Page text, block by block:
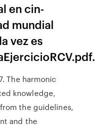
en cin-
mundial
vez es
The harmonic
knowledge,
the guidelines,
and the